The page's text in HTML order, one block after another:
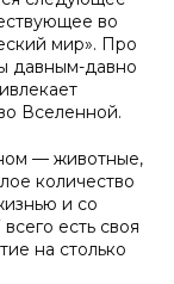
во
мир». Про
давным-давно
Вселенной.
— животные,
количество
и со
есть своя
на столько